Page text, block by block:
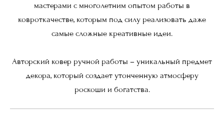
мастерами с многолетним опытом работы в
ковроткачестве, которым под силу реализовать даже
самые сложные креативные идеи.
Авторский ковер ручной работы – уникальный предмет
декора, который создает утонченную атмосферу
роскоши и богатства.